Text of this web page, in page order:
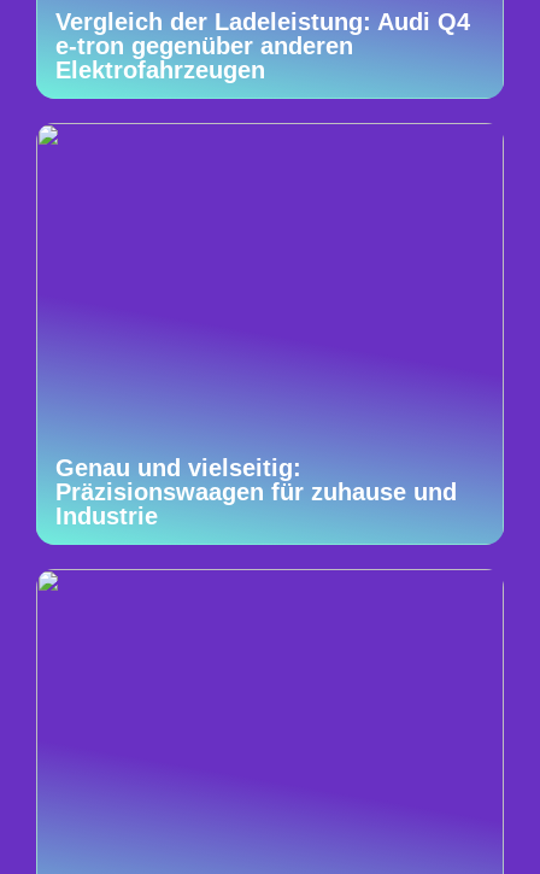
Vergleich der Ladeleistung: Audi Q4
e-tron gegenüber anderen
Elektrofahrzeugen
Genau und vielseitig:
Präzisionswaagen für zuhause und
Industrie